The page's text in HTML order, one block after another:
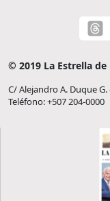
© 2019 La Estrella de
C/ Alejandro A. Duque
Teléfono: +507 204-0000